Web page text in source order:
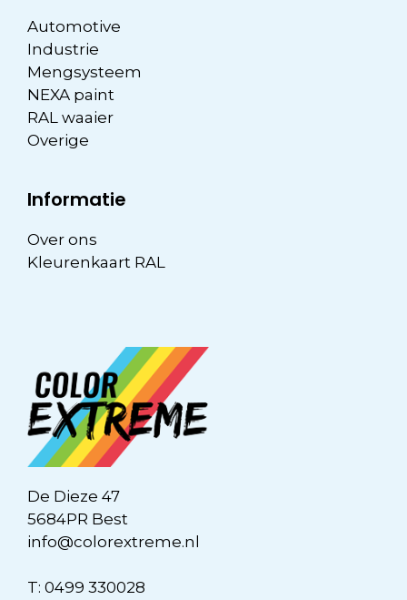
Automotive
Industrie
Mengsysteem
NEXA paint
RAL waaier
Overige
Informatie
Over ons
Kleurenkaart RAL
De Dieze 47
5684PR Best
info@colorextreme.nl
T: 0499 330028